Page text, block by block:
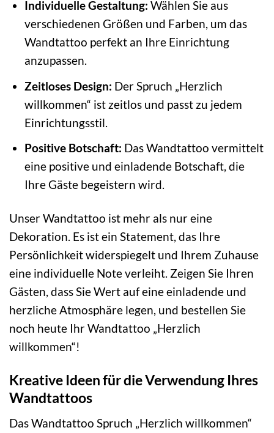
Individuelle Gestaltung: Wählen Sie aus
verschiedenen Größen und Farben, um das
Wandtattoo perfekt an Ihre Einrichtung
anzupassen.
Zeitloses Design: Der Spruch „Herzlich
willkommen“ ist zeitlos und passt zu jedem
Einrichtungsstil.
Positive Botschaft: Das Wandtattoo vermittelt
eine positive und einladende Botschaft, die
Ihre Gäste begeistern wird.
Unser Wandtattoo ist mehr als nur eine
Dekoration. Es ist ein Statement, das Ihre
Persönlichkeit widerspiegelt und Ihrem Zuhause
eine individuelle Note verleiht. Zeigen Sie Ihren
Gästen, dass Sie Wert auf eine einladende und
herzliche Atmosphäre legen, und bestellen Sie
noch heute Ihr Wandtattoo „Herzlich
willkommen“!
Kreative Ideen für die Verwendung Ihres
Wandtattoos
Das Wandtattoo Spruch „Herzlich willkommen“